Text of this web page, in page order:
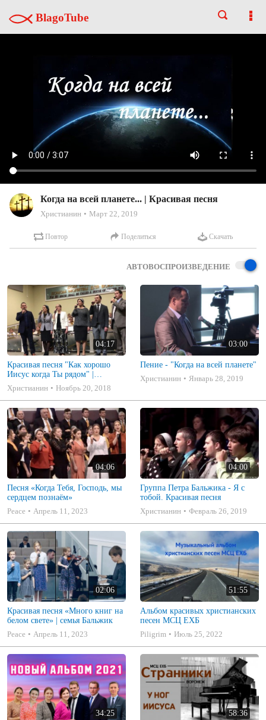
BlagoTube
Когда на всей планете... | Красивая песня
Христианин Март 22, 2019
Повтор Поделиться Скачать
АВТОВОСПРОИЗВЕДЕНИЕ
04:17
Красивая песня "Как хорошо
Иисус когда Ты рядом" |
Русавуки
Христианин Ноябрь 20, 2018
03:00
Пение - "Когда на всей планете"
Христианин
Январь 28, 2019
04:06
Песня «Когда Тебя, Господь, мы
сердцем познаём»
Peace
Апрель 11, 2023
04:00
Группа Петра Бальжика - Я с
тобой. Красивая песня
Христианин
Февраль 26, 2019
02:06
Красивая песня «Много книг на
белом свете» | семья Бальжик
Peace
Апрель 11, 2023
51:55
Альбом красивых христианских
песен МСЦ ЕХБ
Piligrim
Июль 25, 2022
34:25 58:36